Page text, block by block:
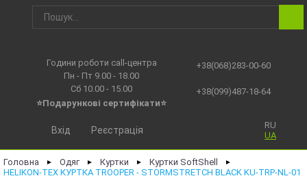
Години роботи call-центра
Пн - Пт 9.00 - 18.00
Сб 10.00 - 15.00
⭐Подарункові сертифікати⭐
+38(068)283-00-60
+38(099)487-18-64
RU
UA
Вхід Реєстрація
Головна ► Одяг ► Куртки ► Куртки SoftShell ►
HELIKON-TEX КУРТКА TROOPER - STORMSTRETCH BLACK KU-TRP-NL-01